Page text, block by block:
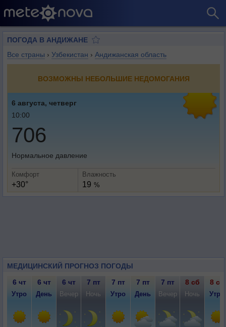
ПОГОДА В АНДИЖАНЕ
Все страны › Узбекистан › Андижанская область
ВОЗМОЖНЫ НЕБОЛЬШИЕ НЕДОМОГАНИЯ
6 августа, четверг
10:00
706
Нормальное давление
Комфорт
+30°
Влажность
19 %
МЕДИЦИНСКИЙ ПРОГНОЗ ПОГОДЫ
6 чт 6 чт 6 чт 7 пт 7 пт 7 пт 7 пт 8 сб 8 сб
Утро День Вечер Ночь Утро День Вечер Ночь Утро